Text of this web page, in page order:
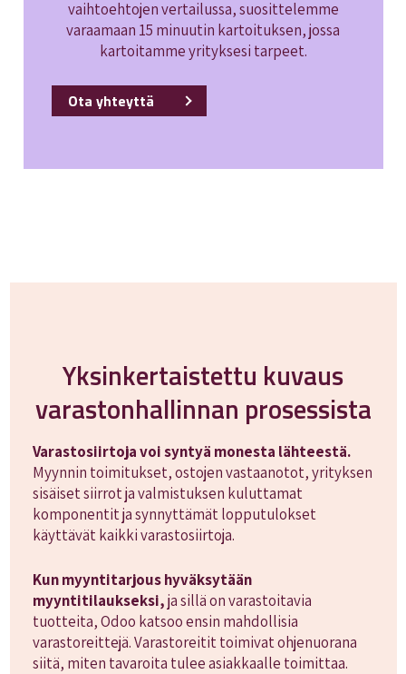
vaihtoehtojen vertailussa, suosittelemme
varaamaan 15 minuutin kartoituksen, jossa
kartoitamme yrityksesi tarpeet.
Ota yhteyttä
Yksinkertaistettu kuvaus
varastonhallinnan prosessista
Varastosiirtoja voi syntyä monesta lähteestä.
Myynnin toimitukset, ostojen vastaanotot, yrityksen
sisäiset siirrot ja valmistuksen kuluttamat
komponentit ja synnyttämät lopputulokset
käyttävät kaikki varastosiirtoja.
Kun myyntitarjous hyväksytään
myyntitilaukseksi,ja sillä on varastoitavia
tuotteita, Odoo katsoo ensin mahdollisia
varastoreittejä. Varastoreitit toimivat ohjenuorana
siitä, miten tavaroita tulee asiakkaalle toimittaa.